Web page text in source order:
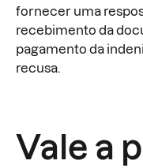
fornecer uma
recebimento da
pagamento da
recusa.
Vale a